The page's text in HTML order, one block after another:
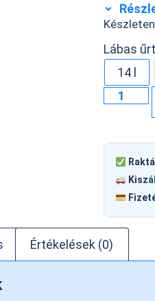
Készleten
Lábas
14 l
Értékelések (0)